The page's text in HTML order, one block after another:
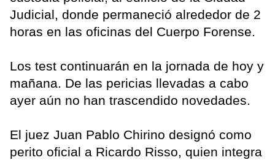
Judicial, donde permaneció alrededor de 2
horas en las oficinas del Cuerpo Forense.
Los test continuarán en la jornada de hoy y
mañana. De las pericias llevadas a cabo
ayer aún no han trascendido novedades.
El juez Juan Pablo Chirino designó como
perito oficial a Ricardo Risso, quien integra